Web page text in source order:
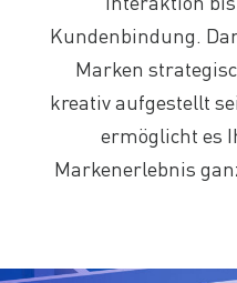
Kundenbindung.
Marken
kreativ aufgestellt
ermöglicht es
Markenerlebnis